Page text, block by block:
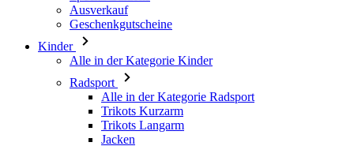
Radsport
Alle in der Kategorie Radsport
Trikots Langarm
Jacken
Kurze Hosen
Lange Hosen
Armlinge/Knielinge/Beinlinge
Handschuhe
Sommer 2026